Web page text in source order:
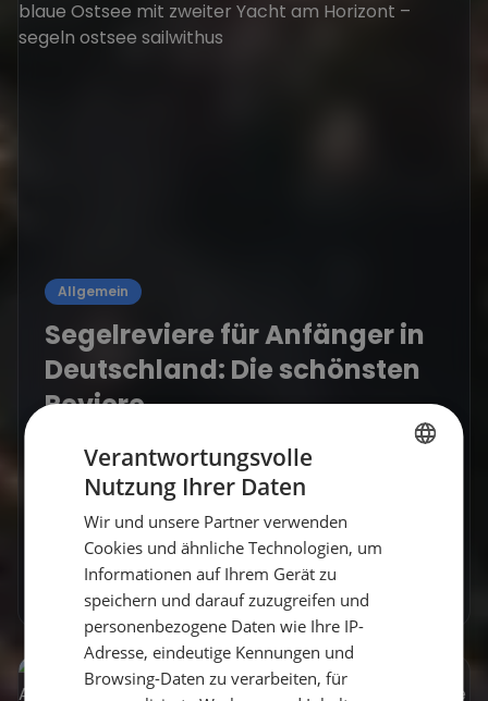
Allgemein
Segelreviere für Anfänger in
Deutschland: Die schönsten
Reviere
Top Segelreviere für Anfänger in Deutschland.
Ob ruhige Binnengewässer oder die Ostsee -
finde dein perfektes Revier & starte deinen...
Vicci•1. August 2025
Mehr erfahren
Verantwortungsvolle
Nutzung Ihrer Daten
Wir und unsere Partner verwenden
Cookies und ähnliche Technologien, um
Informationen auf Ihrem Gerät zu
speichern und darauf zuzugreifen und
personenbezogene Daten wie Ihre IP-
Adresse, eindeutige Kennungen und
Browsing-Daten zu verarbeiten, für